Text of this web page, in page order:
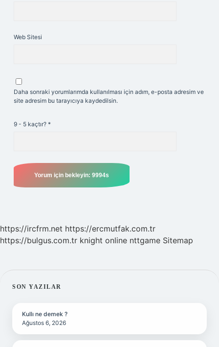
Web Sitesi
Daha sonraki yorumlarımda kullanılması için adım, e-posta adresim ve
site adresim bu tarayıcıya kaydedilsin.
9 - 5 kaçtır? *
https://ircfrm.net https://ercmutfak.com.tr
https://bulgus.com.tr knight online nttgame Sitemap
SIDEBAR
SON YAZILAR
Kullı ne demek ?
Ağustos 6, 2026